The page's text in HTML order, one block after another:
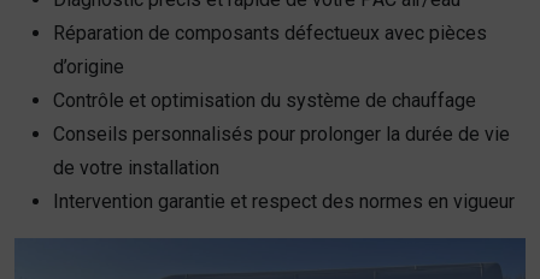
Réparation de composants défectueux avec pièces
d’origine
Contrôle et optimisation du système de chauffage
Conseils personnalisés pour prolonger la durée de vie
de votre installation
Intervention garantie et respect des normes en vigueur